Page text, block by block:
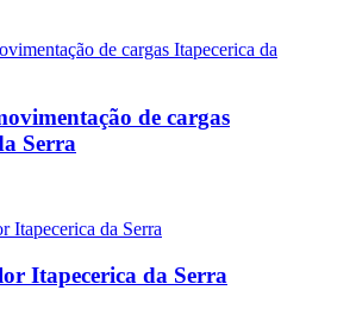
de cargas
Serra
Itapecerica da Serra